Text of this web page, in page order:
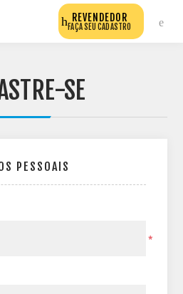
REVENDEDOR
FAÇA SEU CADASTRO
SE
PESSOAIS
*